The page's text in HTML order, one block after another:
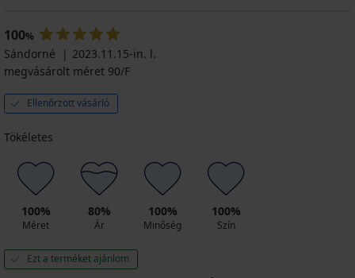
100%
Sándorné
2023.11.15-in. l.
megvásárolt méret 90/F
Ellenőrzött vásárló
Tökéletes
100%
Méret
80%
Ár
100%
Minőség
100%
Szín
Ezt a terméket ajánlom